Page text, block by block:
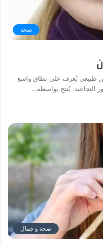
صحة
طبيعي يُعرف على نطاق واسع
التجاعيد. يُنتج بواسطة…
صحة و جمال